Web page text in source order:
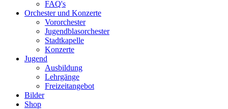
FAQ's
Orchester und Konzerte
Vororchester
Jugendblasorchester
Stadtkapelle
Konzerte
Jugend
Ausbildung
Lehrgänge
Freizeitangebot
Bilder
Shop